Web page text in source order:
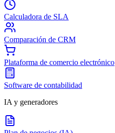
Calculadora de SLA
Comparación de CRM
Plataforma de comercio electrónico
Software de contabilidad
IA y generadores